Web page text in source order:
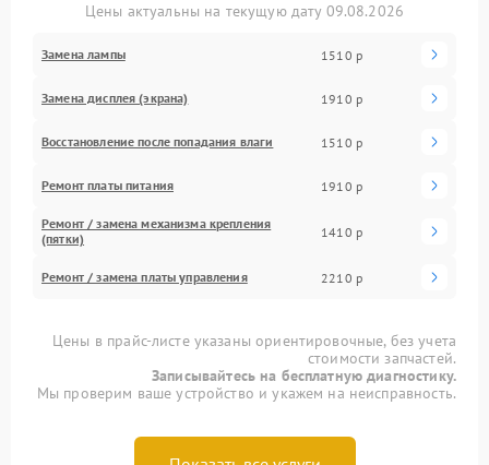
Цены актуальны на текущую дату 09.08.2026
Замена лампы 1510 р
Замена дисплея (экрана) 1910 р
Восстановление после попадания влаги 1510 р
Ремонт платы питания 1910 р
Ремонт / замена механизма крепления
(пятки)
1410 р
Ремонт / замена платы управления 2210 р
Цены в прайс-листе указаны ориентировочные, без учета
стоимости запчастей.
Записывайтесь на бесплатную диагностику.
Мы проверим ваше устройство и укажем на неисправность.